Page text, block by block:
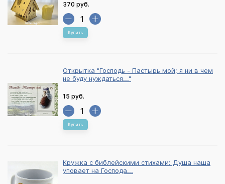
370 руб.
Купить
Открытка "Господь - Пастырь мой; я ни в чем
не буду нуждаться..."
15 руб.
Купить
Кружка с библейскими стихами: Душа наша
уповает на Господа...